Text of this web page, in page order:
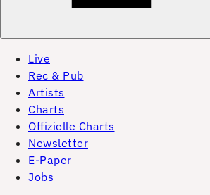
Live
Rec & Pub
Artists
Charts
Offizielle Charts
Newsletter
E-Paper
Jobs